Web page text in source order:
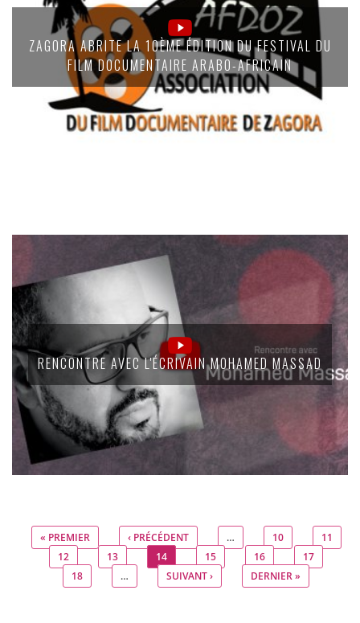
ZAGORA ABRITE LA 10ÈME ÉDITION DU FESTIVAL DU
FILM DOCUMENTAIRE ARABO-AFRICAIN
RENCONTRE AVEC L'ÉCRIVAIN MOHAMED MASSAD
Pages
« PREMIER ‹ PRÉCÉDENT … 10
11
12
13 14 15 16
17
18
… SUIVANT › DERNIER »